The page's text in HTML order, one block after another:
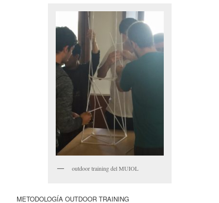
outdoor training del MUIOL
METODOLOGÍA OUTDOOR TRAINING